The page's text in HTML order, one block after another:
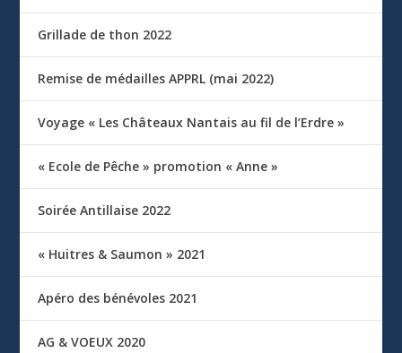
Grillade de thon 2022
Remise de médailles APPRL (mai 2022)
Voyage « Les Châteaux Nantais au fil de l’Erdre »
« Ecole de Pêche » promotion « Anne »
Soirée Antillaise 2022
« Huitres & Saumon » 2021
Apéro des bénévoles 2021
AG & VOEUX 2020